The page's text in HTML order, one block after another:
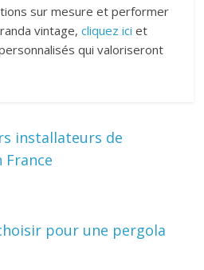
sur mesure et performer
vintage,cliquez ici et
qui valoriseront
installateurs de
France
pour une pergola